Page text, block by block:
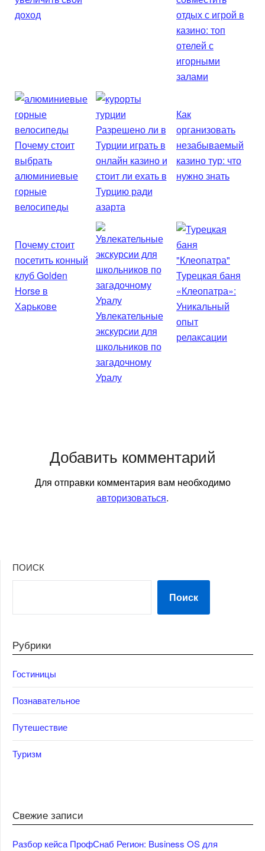
доход
отдых с игрой в
казино: топ
отелей с
игорными
залами
Почему стоит
выбрать
алюминиевые
горные
велосипеды
Разрешено ли в
Турции играть в
онлайн казино и
стоит ли ехать в
Турцию ради
азарта
Как
организовать
незабываемый
казино тур: что
нужно знать
Почему стоит
посетить конный
клуб Golden
Horse в
Харькове
Увлекательные
экскурсии для
школьников по
загадочному
Уралу
Турецкая баня
«Клеопатра»:
Уникальный
опыт
релаксации
Добавить комментарий
Для отправки комментария вам необходимо
авторизоваться.
ПОИСК
Поиск
Рубрики
Гостиницы
Познавательное
Путешествие
Туризм
Свежие записи
Разбор кейса ПрофСнаб Регион: Business OS для